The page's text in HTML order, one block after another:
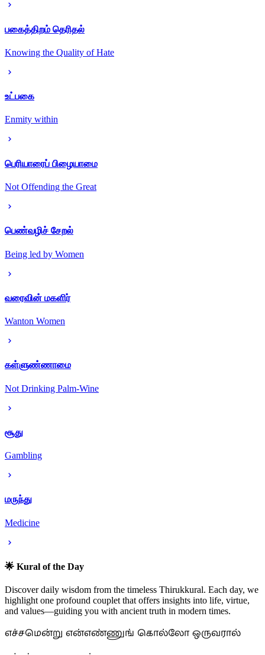
பகைத்திறம் தெரிதல்
Knowing the Quality of Hate
உட்பகை
Enmity within
பெரியாரைப் பிழையாமை
Not Offending the Great
பெண்வழிச் சேறல்
Being led by Women
வரைவின் மகளிர்
Wanton Women
கள்ளுண்ணாமை
Not Drinking Palm-Wine
சூது
Gambling
மருந்து
Medicine
🌟 Kural of the Day
Discover daily wisdom from the timeless Thirukkural. Each day, we
highlight one profound couplet that offers insights into life, virtue,
and values—guiding you with ancient truth in modern times.
எச்சமென்று என்எண்ணுங் கொல்லோ ஒருவரால்